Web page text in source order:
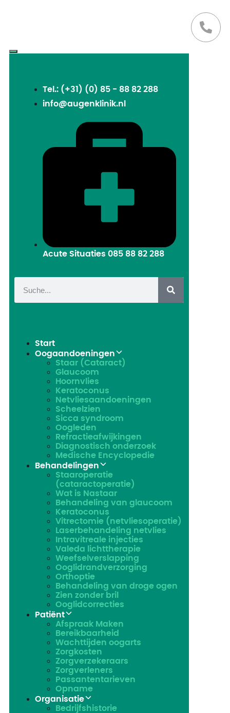
Tel.: (+31) (0) 85 - 88 82 288
info@augenklinik.nl
Acute Situaties 085 88 82 288
Start
Oogaandoeningen
Staar (Cataract)
Glaucoom
Hoornvlies
Keratoconus
Netvliesaandoeningen
Scheelzien
Sicca syndroom
Oogleden
Refractieafwijkingen
Diagnostisch onderzoek
Medische Encyclopedie
Behandelingen
Staaroperatie
(cataractoperatie)
Wat is Nastaar
Behandeling van glaucoom
Keratoconus​
Vitrectomie (netvliesoperatie)
Laserbehandeling netvlies
Intravitreale injecties
Valeda lichttherapie
Weefselverslapping
Ooglidrandverzorging
Orthoptie
Behandeling van droge ogen
Zien zonder bril
Ooglidcorrecties
Patiënt
Afspraak Maken
Bereikbaarheid
Wachttijden oogarts
Zorgkosten
Zorgverzekeraars
Zorgverleners
Passantentarieven
Opname
Organisatie
Bedrijfshistorie